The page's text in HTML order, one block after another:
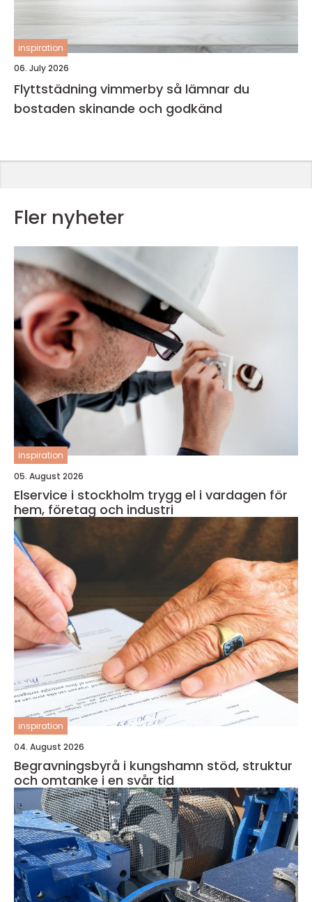
inspiration
06. July 2026
Flyttstädning vimmerby så lämnar du
bostaden skinande och godkänd
Fler nyheter
inspiration
05. August 2026
Elservice i stockholm trygg el i vardagen för
hem, företag och industri
inspiration
04. August 2026
Begravningsbyrå i kungshamn stöd, struktur
och omtanke i en svår tid